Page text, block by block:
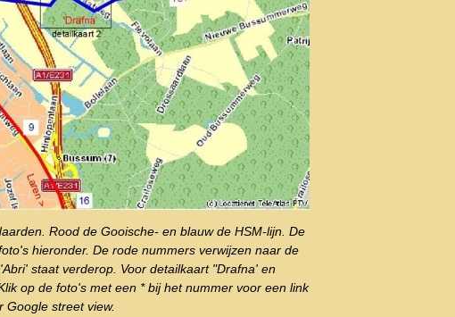
Rood de Gooische- en blauw de HSM-lijn. De
hieronder. De rode nummers verwijzen naar de
staat verderop. Voor detailkaart "Drafna' en
Klik op de foto's met een * bij het nummer voor een link
Google street view.